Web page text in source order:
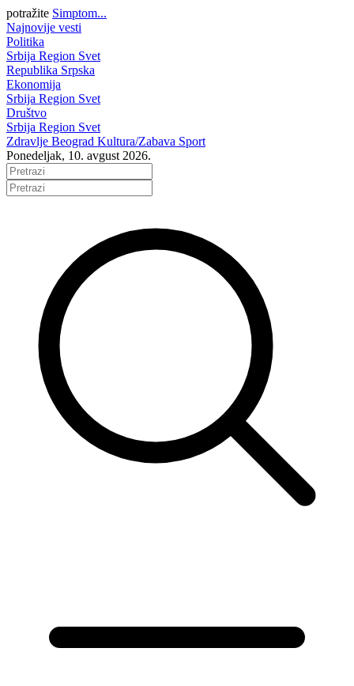
potražite Simptom...
Najnovije vesti
Politika
Srbija Region Svet
Republika Srpska
Ekonomija
Srbija Region Svet
Društvo
Srbija Region Svet
Zdravlje Beograd Kultura/Zabava Sport
Ponedeljak, 10. avgust 2026.